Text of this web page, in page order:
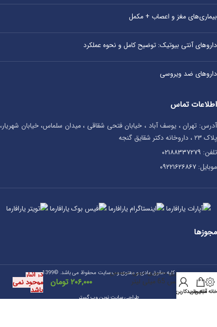
بیماری‌های مغز و اعصاب + مکمل
داروهای آنتی‌ بیوتیک: توضیح کامل و نحوه عملکرد
داروهای ضد ویروسی
اطلاعات تماس
آدرس: تهران ، یوسف آباد ، خیابان فتحی شقاقی ، میدان سلماس، خیابان شهریار،
پلاک ۲۳ ، داروخانه دکتر شقایق گنجه
تلفن: ۰۲۱۸۸۳۳۷۲۷۹
موبایل: ۰۹۲۲۱۶۲۶۸۶۷
مجوزها
کلیه حقوق مادی و معنوی وب سایت محفوظ می باشد. ©1399
طراحی سایت نوین وب گستر
آنلاین
سبد خرید
حساب کاربری من
اسپری تاخیری دیلی حساس
کدکس 65 میلی لیتر
۲۰۶,۰۰۰ تومان
در انبار
موجود نمی
باشد